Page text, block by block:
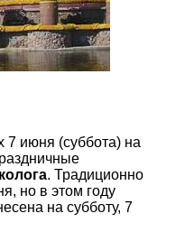
7 июня (суббота) на
. Традиционно
но в этом году
на субботу, 7